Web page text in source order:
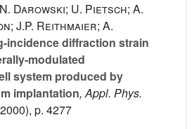
Darowski; U. Pietsch; A.
J.P. Reithmaier; A.
incidence diffraction strain
modulated
system produced by
implantation, Appl. Phys.
p. 4277